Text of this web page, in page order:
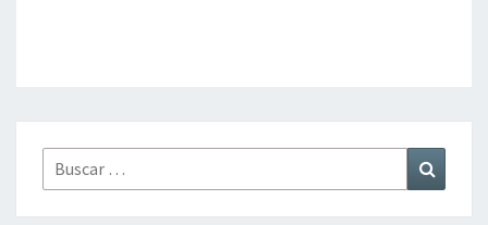
Buscar
por: